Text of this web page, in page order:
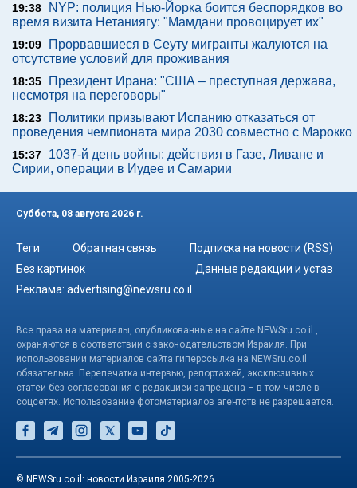
19:38
NYP: полиция Нью-Йорка боится беспорядков во
время визита Нетаниягу: "Мамдани провоцирует их"
19:09
Прорвавшиеся в Сеуту мигранты жалуются на
отсутствие условий для проживания
18:35
Президент Ирана: "США – преступная держава,
несмотря на переговоры"
18:23
Политики призывают Испанию отказаться от
проведения чемпионата мира 2030 совместно с Марокко
15:37
1037-й день войны: действия в Газе, Ливане и
Сирии, операции в Иудее и Самарии
Суббота, 08 августа 2026 г.
Теги Обратная связь
Подписка на новости (RSS)
Без картинок
Данные редакции и устав
Реклама: advertising@newsru.co.il
Все права на материалы, опубликованные на сайте NEWSru.co.il ,
охраняются в соответствии с законодательством Израиля. При
использовании материалов сайта гиперссылка на NEWSru.co.il
обязательна. Перепечатка интервью, репортажей, эксклюзивных
статей без согласования с редакцией запрещена – в том числе в
соцсетях. Использование фотоматериалов агентств не разрешается.
© NEWSru.co.il: новости Израиля 2005-2026